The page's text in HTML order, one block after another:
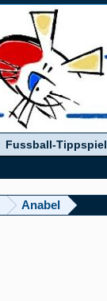
Anabel
Fussball-Tippspiel